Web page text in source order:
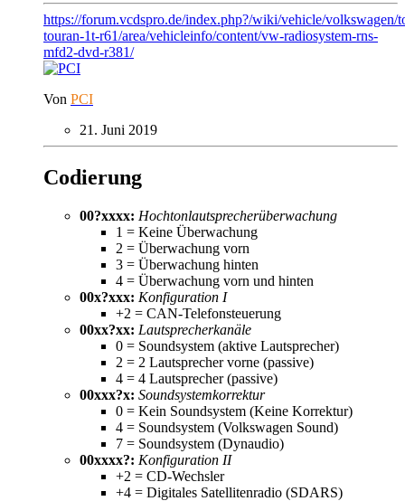
https://forum.vcdspro.de/index.php?/wiki/vehicle/volkswagen/
touran-1t-r61/area/vehicleinfo/content/vw-radiosystem-rns-
mfd2-dvd-r381/
Von PCI
21. Juni 2019
Codierung
00?xxxx: Hochtonlautsprecherüberwachung
1 = Keine Überwachung
2 = Überwachung vorn
3 = Überwachung hinten
4 = Überwachung vorn und hinten
00x?xxx: Konfiguration I
+2 = CAN-Telefonsteuerung
00xx?xx: Lautsprecherkanäle
0 = Soundsystem (aktive Lautsprecher)
2 = 2 Lautsprecher vorne (passive)
4 = 4 Lautsprecher (passive)
00xxx?x: Soundsystemkorrektur
0 = Kein Soundsystem (Keine Korrektur)
4 = Soundsystem (Volkswagen Sound)
7 = Soundsystem (Dynaudio)
00xxxx?: Konfiguration II
+2 = CD-Wechsler
+4 = Digitales Satellitenradio (SDARS)